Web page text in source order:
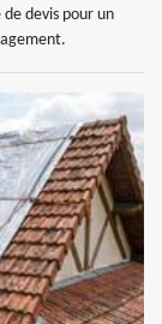
devis pour un